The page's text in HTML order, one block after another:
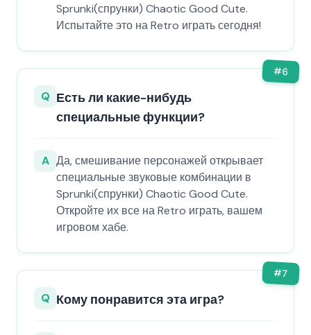
Sprunki(спрунки) Chaotic Good Cute.
Испытайте это на Retro играть сегодня!
#6
Q Есть ли какие-нибудь
специальные функции?
A Да, смешивание персонажей открывает
специальные звуковые комбинации в
Sprunki(спрунки) Chaotic Good Cute.
Откройте их все на Retro играть, вашем
игровом хабе.
#7
Q Кому понравится эта игра?